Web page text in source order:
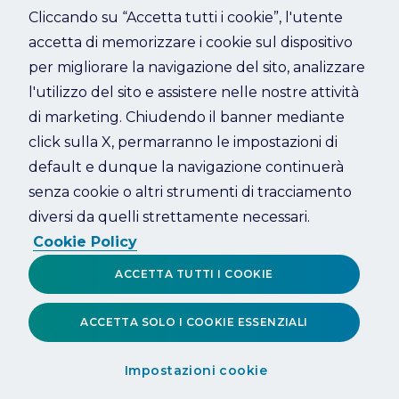
Refresh
Cliccando su “Accetta tutti i cookie”, l'utente
accetta di memorizzare i cookie sul dispositivo
per migliorare la navigazione del sito, analizzare
l'utilizzo del sito e assistere nelle nostre attività
di marketing. Chiudendo il banner mediante
click sulla X, permarranno le impostazioni di
default e dunque la navigazione continuerà
senza cookie o altri strumenti di tracciamento
diversi da quelli strettamente necessari.
Cookie Policy
Impostazioni cookie
ACCETTA SOLO I COOKIE ESSENZIALI
ACCETTA TUTTI I COOKIE